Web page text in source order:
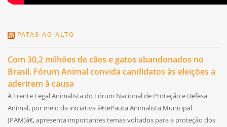
PATAS AO ALTO
Com 30,2 milhões de cães e gatos abandonados no
Brasil, Fórum Animal convida candidatos às eleições a
aderirem à causa
A Frente Legal Animalista do Fórum Nacional de Proteção e Defesa
Animal, por meio da iniciativa â€œPauta Animalista Municipal
(PAM)â€, apresenta importantes temas voltados para a proteção dos